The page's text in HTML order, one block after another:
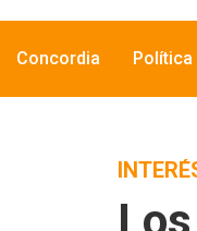
Concordia Política